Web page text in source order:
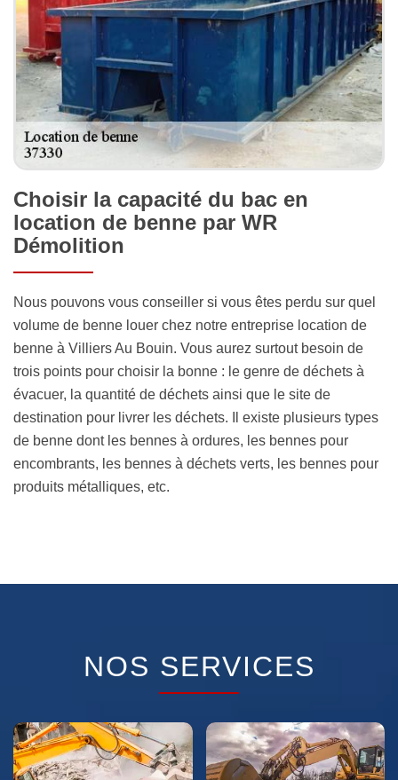
Choisir la capacité du bac en
location de benne par WR
Démolition
Nous pouvons vous conseiller si vous êtes perdu sur quel
volume de benne louer chez notre entreprise location de
benne à Villiers Au Bouin. Vous aurez surtout besoin de
trois points pour choisir la bonne : le genre de déchets à
évacuer, la quantité de déchets ainsi que le site de
destination pour livrer les déchets. Il existe plusieurs types
de benne dont les bennes à ordures, les bennes pour
encombrants, les bennes à déchets verts, les bennes pour
produits métalliques, etc.
NOS SERVICES